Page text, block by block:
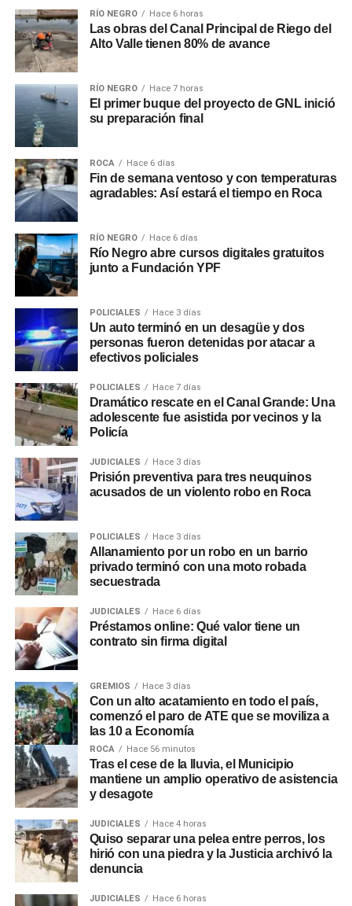
RÍO NEGRO Hace 6 horas
Las obras del Canal Principal de Riego del
Alto Valle tienen 80% de avance
RÍO NEGRO Hace 7 horas
El primer buque del proyecto de GNL inició
su preparación final
ROCA Hace 6 días
Fin de semana ventoso y con temperaturas
agradables: Así estará el tiempo en Roca
RÍO NEGRO Hace 6 días
Río Negro abre cursos digitales gratuitos
junto a Fundación YPF
POLICIALES Hace 3 días
Un auto terminó en un desagüe y dos
personas fueron detenidas por atacar a
efectivos policiales
POLICIALES Hace 7 días
Dramático rescate en el Canal Grande: Una
adolescente fue asistida por vecinos y la
Policía
JUDICIALES Hace 3 días
Prisión preventiva para tres neuquinos
acusados de un violento robo en Roca
POLICIALES Hace 3 días
Allanamiento por un robo en un barrio
privado terminó con una moto robada
secuestrada
JUDICIALES Hace 6 días
Préstamos online: Qué valor tiene un
contrato sin firma digital
GREMIOS Hace 3 días
Con un alto acatamiento en todo el país,
comenzó el paro de ATE que se moviliza a
las 10 a Economía
ROCA Hace 56 minutos
Tras el cese de la lluvia, el Municipio
mantiene un amplio operativo de asistencia
y desagote
JUDICIALES Hace 4 horas
Quiso separar una pelea entre perros, los
hirió con una piedra y la Justicia archivó la
denuncia
JUDICIALES Hace 6 horas